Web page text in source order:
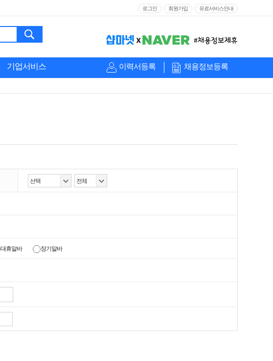
로그인 회원가입 유료서비스안내
기업서비스 이력서등록 채용정보등록
대휴알바 장기알바